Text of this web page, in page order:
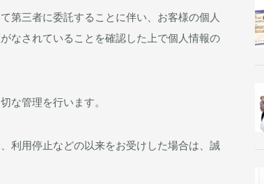
第三者に委託することに伴い、お客様の個人
なされていることを確認した上で個人情報の
な管理を行います。
利用停止などの以来をお受けした場合は、誠